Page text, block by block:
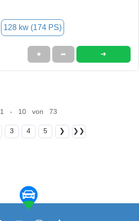
128 kw (174 PS)
★ ➦ ➜
1 - 10 von 73
3 4 5 ❯ ❯❯